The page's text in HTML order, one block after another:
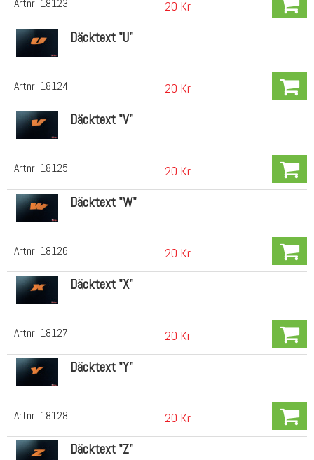
Artnr: 18123 20 Kr
Artnr: 18124
Däcktext "U"
20 Kr
Artnr: 18125
Däcktext "V"
20 Kr
Artnr: 18126
Däcktext "W"
20 Kr
Artnr: 18127
Däcktext "X"
20 Kr
Artnr: 18128
Däcktext "Y"
20 Kr
Däcktext "Z"